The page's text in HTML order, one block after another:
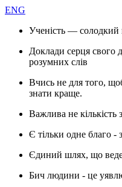
ENG
Ученість — солодкий
Доклади серця свого
розумних слів
Вчись не для того,
знати краще.
Важлива не кількість
Є тільки одне благо -
Єдиний шлях, що веде
Бич людини - це